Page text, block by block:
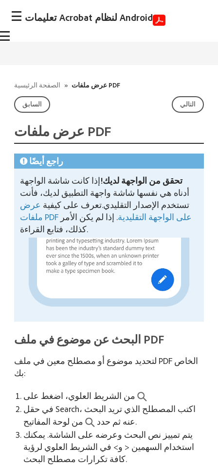
تعليمات Acrobat لنظام Android
الصفحة الرئيسية » عرض ملفات PDF
التالي السابق
راجع أيضًا
تحقق من الواجهة لديك!إذا كانت شاشة الواجهة
أدناه هي نفسها شاشة واجهة التطبيق لديك، فأنت
تستخدم الإصدار التقليدي.تعرف على كيفية عرض
ملفات PDF على الواجهة التقليدية. إذا لم يكن الأمر
كذلك، فتابع القراءة.
لتحديد موضوع أو مصطلح معين في ملف PDF الخاص
بك:
من الشريط العلوي، اضغط على
في حقل Search، اكتب المصطلح الذي تريد البحث
عنه ثم حددمن لوحة المفاتيح.
يتم تمييز نص البحث وعرضه على الشاشة. يمكنك
استخدام السهمين < و> في الشريط العلوي لرؤية
كافة تكرارات مصطلح البحث.